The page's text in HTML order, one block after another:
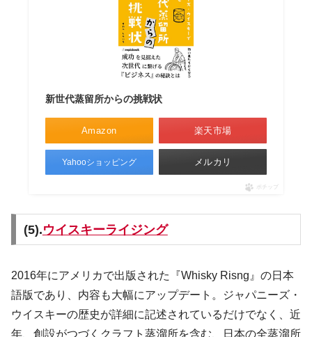
新世代蒸留所からの挑戦状
Amazon 楽天市場
Yahooショッピング メルカリ
ポチップ
(5).ウイスキーライジング
2016年にアメリカで出版された『Whisky Risng』の日本
語版であり、内容も大幅にアップデート。ジャパニーズ・
ウイスキーの歴史が詳細に記述されているだけでなく、近
年、創設がつづくクラフト蒸溜所を含む、日本の全蒸溜所